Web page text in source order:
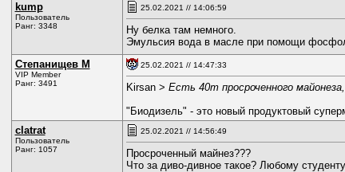
kump
Пользователь
Ранг: 3348
25.02.2021 // 14:06:59
Ну белка там немного.
Эмульсия вода в масле при помощи
Степанищев М
VIP Member
Ранг: 3491
25.02.2021 // 14:47:33
Kirsan > Есть 40т просроченного
"Биодизель" - это новый продуктовый
clatrat
Пользователь
Ранг: 1057
25.02.2021 // 14:56:49
Просроченный майнез???
Что за диво-дивное такое? Любому